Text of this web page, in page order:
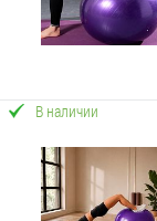
В наличии